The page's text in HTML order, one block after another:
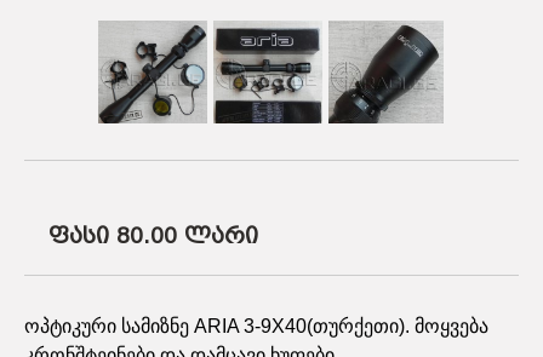
ფასი 80.00 ლარი
ოპტიკური სამიზნე ARIA 3-9X40(თურქეთი). მოყვება